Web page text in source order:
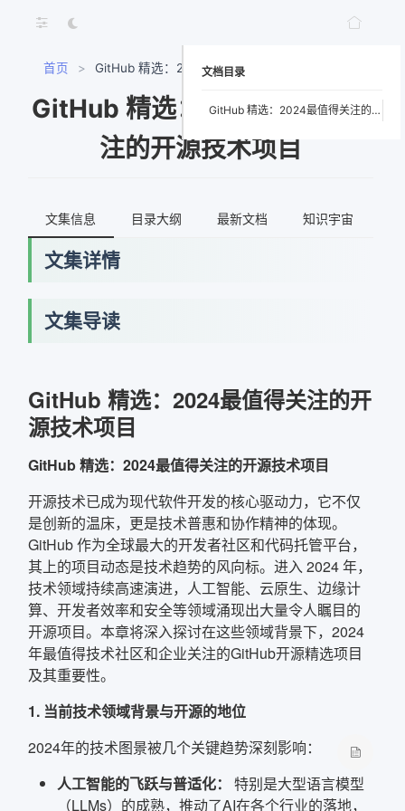
首页 > GitHub 精选：2024最值得关注的开源技术项目
GitHub 精选：2024最值得关
注的开源技术项目
文集信息 目录大纲 最新文档 知识宇宙
文集详情
文集导读
GitHub 精选：2024最值得关注的开
源技术项目
GitHub 精选：2024最值得关注的开源技术项目
开源技术已成为现代软件开发的核心驱动力，它不仅
是创新的温床，更是技术普惠和协作精神的体现。
GitHub 作为全球最大的开发者社区和代码托管平台，
其上的项目动态是技术趋势的风向标。进入 2024 年，
技术领域持续高速演进，人工智能、云原生、边缘计
算、开发者效率和安全等领域涌现出大量令人瞩目的
开源项目。本章将深入探讨在这些领域背景下，2024
年最值得技术社区和企业关注的GitHub开源精选项目
及其重要性。
1. 当前技术领域背景与开源的地位
2024年的技术图景被几个关键趋势深刻影响：
人工智能的飞跃与普适化：
特别是大型语言模型
（LLMs）的成熟，推动了AI在各个行业的落地，
文档目录
GitHub 精选：2024最值得关注的开源技术项目
获取最新文档失败，请稍后重试